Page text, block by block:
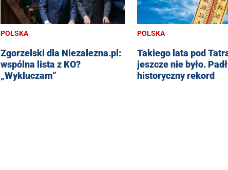
POLSKA
Zgorzelski dla Niezalezna.pl:
wspólna lista z KO?
„Wykluczam”
POLSKA
Takiego lata pod
jeszcze nie było. Padł
historyczny rekord